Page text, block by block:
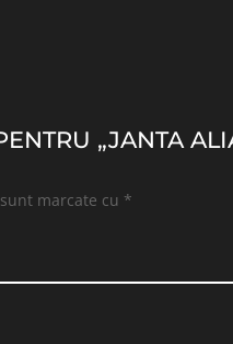
„JANTA
marcate cu *